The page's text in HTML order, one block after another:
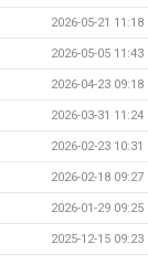
2026-05-21 11:18
2026-05-05 11:43
2026-04-23 09:18
2026-03-31 11:24
2026-02-23 10:31
2026-02-18 09:27
2026-01-29 09:25
2025-12-15 09:23